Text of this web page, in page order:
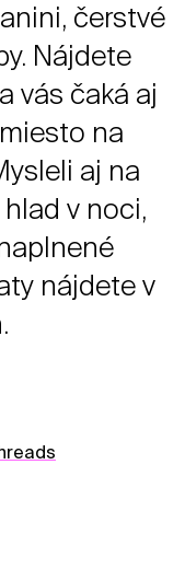
čerstvé
Nájdete
vás čaká aj
na
aj na
v noci,
nájdete v